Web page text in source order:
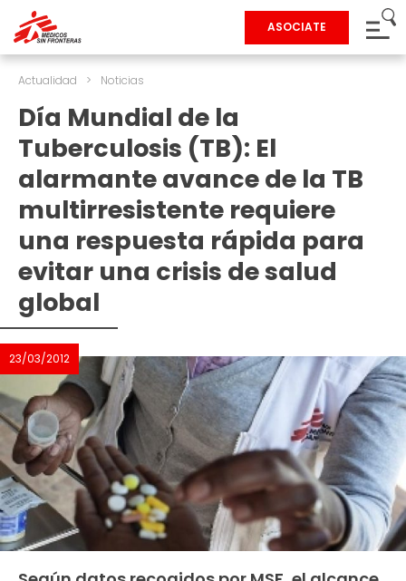
ASOCIATE
Actualidad > Noticias
Día Mundial de la
Tuberculosis (TB): El
alarmante avance de la TB
multirresistente requiere
una respuesta rápida para
evitar una crisis de salud
global
23/03/2012